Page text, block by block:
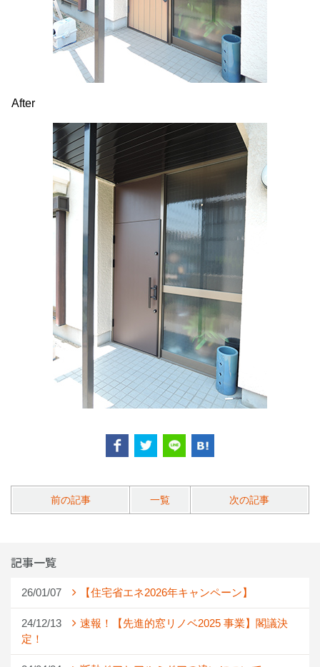
After
前の記事 一覧 次の記事
記事一覧
26/01/07 【住宅省エネ2026年キャンペーン】
24/12/13
速報！【先進的窓リノベ2025 事業】閣議決
定！